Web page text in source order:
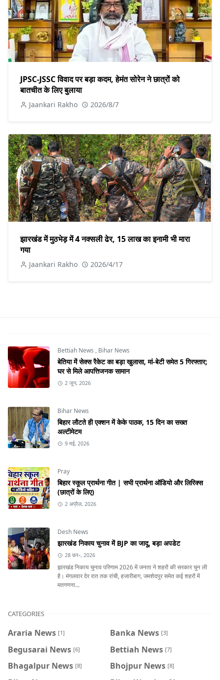
JPSC-JSSC विवाद पर बड़ा कदम, हेमंत सोरेन ने छात्रों को
बातचीत के लिए बुलाया
Jaankari Rakho 2026/8/7
झारखंड में मुठभेड़ में 4 नक्सली ढेर, 15 लाख का इनामी भी मारा
गया
Jaankari Rakho 2026/4/17
Bettiah News , Bihar News
बेतिया में सेक्स रैकेट का बड़ा खुलासा, मां-बेटी समेत 5 गिरफ्तार;
घर से मिले आपत्तिजनक सामान
2 जून, 2026
Bihar News
बिहार लौटते ही एक्शन में केके पाठक, 15 दिन का सख्त
अल्टीमेटम
9 मई, 2026
Pray
बिहार स्कूल प्रार्थना गीत | सभी प्रार्थना ऑडियो और लिरिक्स
(छात्रों के लिए)
2 अप्रैल, 2026
Desh News
झारखंड निकाय चुनाव में BJP का जादू, बड़ा अपडेट
28 फ़र॰, 2026
झारखंड निकाय चुनाव परिणाम 2026 में जनता ने शहरों की सरकार चुन ली
है। मंगलवार देर रात तक रांची, हजारीबाग, जमशेदपुर समेत कई शहरों में
मतगणना...
CATEGORIES
Araria News [1] Banka News [3]
Begusarai News [6] Bettiah News [7]
Bhagalpur News [8] Bhojpur News [8]